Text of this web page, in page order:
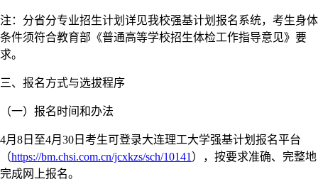
注：分省分专业招生计划详见我校强基计划报名系统，考生身体
条件须符合教育部《普通高等学校招生体检工作指导意见》要
求。
三、报名方式与选拔程序
（一）报名时间和办法
4月8日至4月30日考生可登录大连理工大学强基计划报名平台
（https://bm.chsi.com.cn/jcxkzs/sch/10141 ），按要求准确、完整地
完成网上报名。